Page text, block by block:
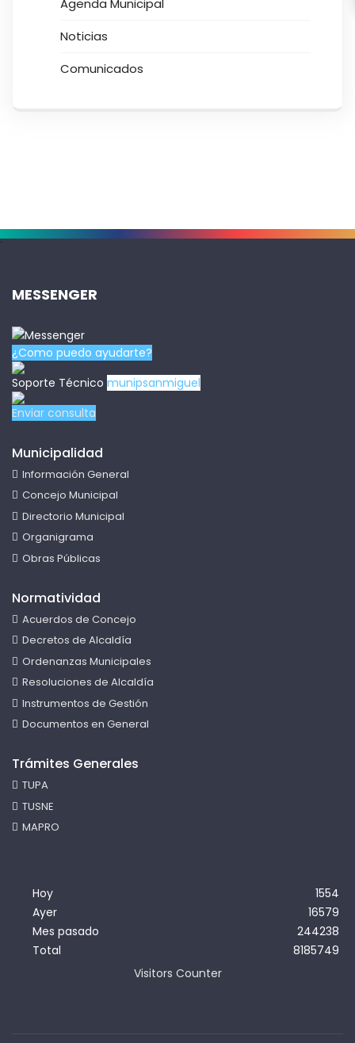
Agenda Municipal
Noticias
Comunicados
.
MESSENGER
¿Como puedo ayudarte?
Soporte Técnico munipsanmiguel
Enviar consulta
Municipalidad
Información General
Concejo Municipal
Directorio Municipal
Organigrama
Obras Públicas
Normatividad
Acuerdos de Concejo
Decretos de Alcaldía
Ordenanzas Municipales
Resoluciones de Alcaldía
Instrumentos de Gestión
Documentos en General
Trámites Generales
TUPA
TUSNE
MAPRO
Hoy
Ayer
Mes pasado
Total
1554
16579
244238
8185749
Visitors Counter